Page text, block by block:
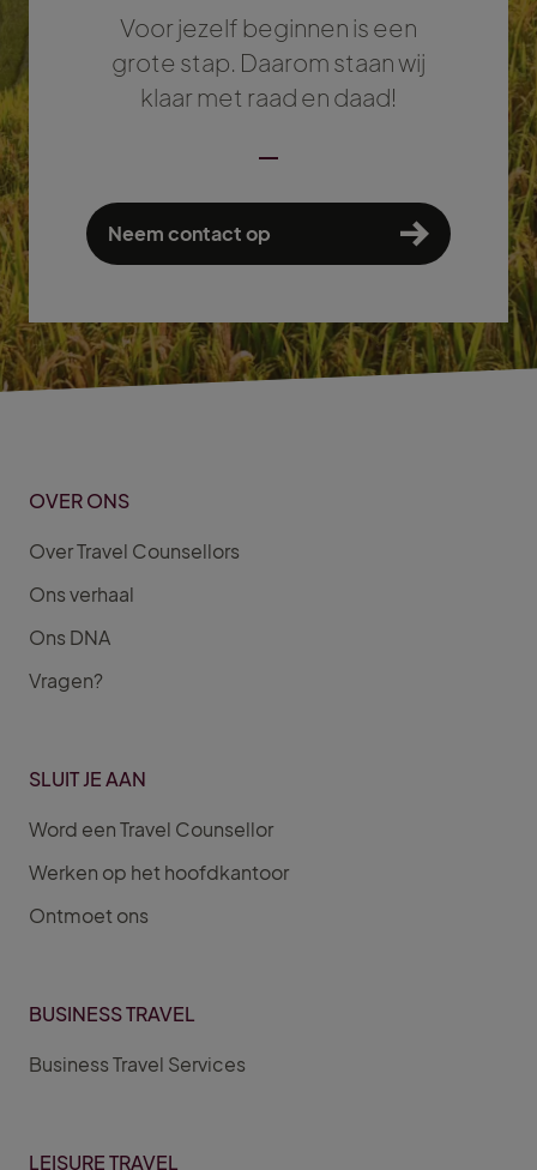
Voor jezelf beginnen is een
grote stap. Daarom staan wij
klaar met raad en daad!
Neem contact op
OVER ONS
Over Travel Counsellors
Ons verhaal
Ons DNA
Vragen?
SLUIT JE AAN
Word een Travel Counsellor
Werken op het hoofdkantoor
Ontmoet ons
BUSINESS TRAVEL
Business Travel Services
LEISURE TRAVEL